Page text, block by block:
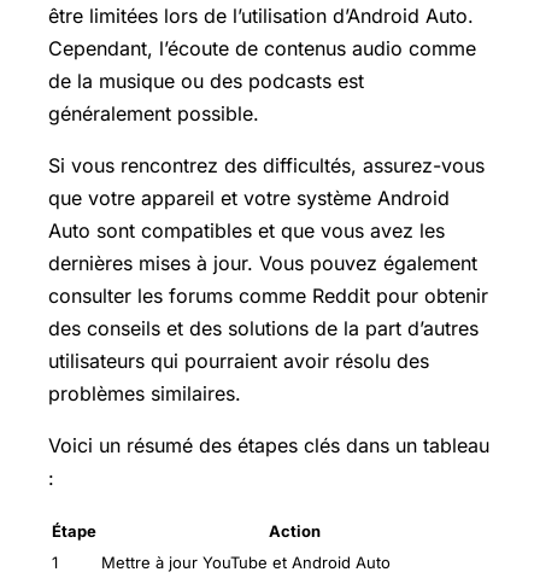
être limitées lors de l’utilisation d’Android Auto.
Cependant, l’écoute de contenus audio comme
de la musique ou des podcasts est
généralement possible.
Si vous rencontrez des difficultés, assurez-vous
que votre appareil et votre système Android
Auto sont compatibles et que vous avez les
dernières mises à jour. Vous pouvez également
consulter les forums comme Reddit pour obtenir
des conseils et des solutions de la part d’autres
utilisateurs qui pourraient avoir résolu des
problèmes similaires.
Voici un résumé des étapes clés dans un tableau
:
Étape
Action
1
Mettre à jour YouTube et Android Auto